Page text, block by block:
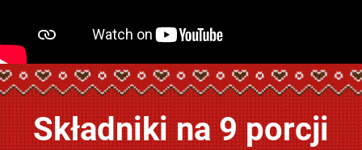
Składniki na 9 porcji